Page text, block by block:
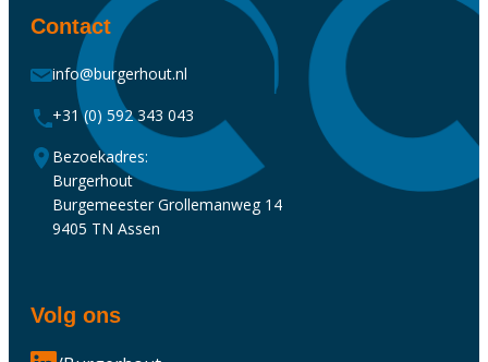
Contact
info@burgerhout.nl
+31 (0) 592 343 043
Bezoekadres:
Burgerhout
Burgemeester Grollemanweg 14
9405 TN Assen
Volg ons